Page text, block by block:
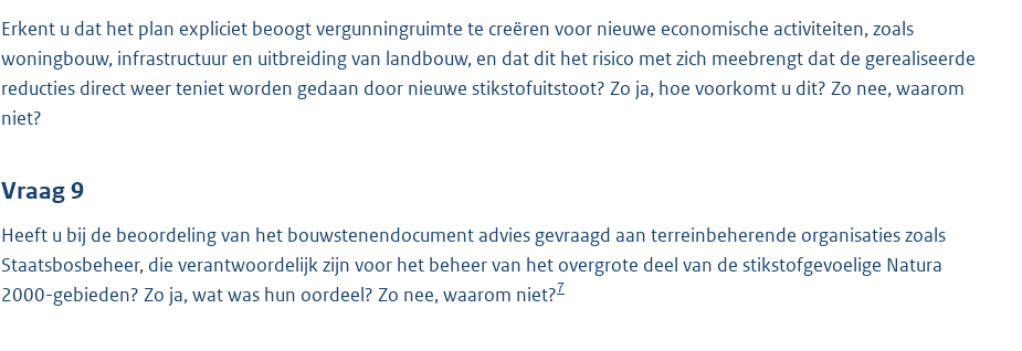
Erkent u dat het plan expliciet beoogt vergunningruimte te creëren voor nieuwe economische activiteiten, zoals
woningbouw, infrastructuur en uitbreiding van landbouw, en dat dit het risico met zich meebrengt dat de gerealiseerde
reducties direct weer teniet worden gedaan door nieuwe stikstofuitstoot? Zo ja, hoe voorkomt u dit? Zo nee, waarom
niet?
Vraag 9
Heeft u bij de beoordeling van het bouwstenendocument advies gevraagd aan terreinbeherende organisaties zoals
Staatsbosbeheer, die verantwoordelijk zijn voor het beheer van het overgrote deel van de stikstofgevoelige Natura
2000-gebieden? Zo ja, wat was hun oordeel? Zo nee, waarom niet?7